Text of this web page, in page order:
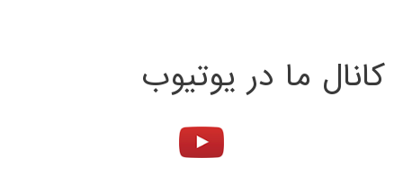
کانال ما در یوتیوب